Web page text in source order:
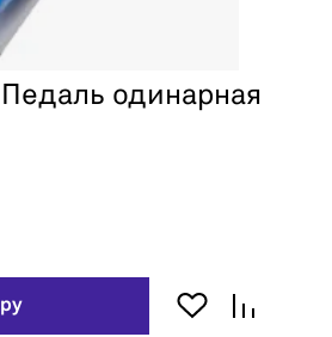
одинарная